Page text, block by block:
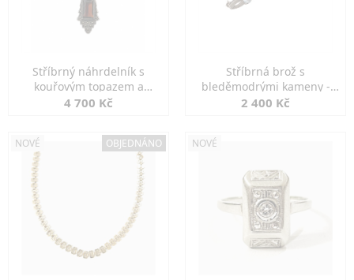
Stříbrný náhrdelník s
kouřovým topazem a
markazity
4 700 Kč
Stříbrná brož s
bleděmodrými kameny -
jemná elegance
2 400 Kč
NOVÉ OBJEDNÁNO NOVÉ